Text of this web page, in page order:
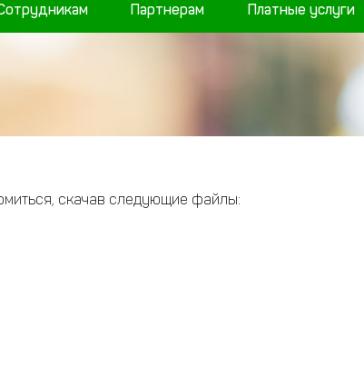
Партнерам Платные услуги
скачав следующие файлы: